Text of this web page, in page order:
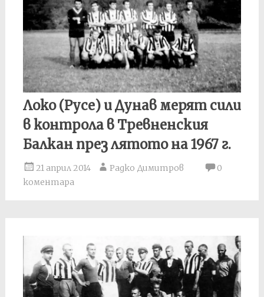
Локо (Русе) и Дунав мерят сили
в контрола в Тревненския
Балкан през лятото на 1967 г.
21 април 2014 Радко Димитров
0
коментара